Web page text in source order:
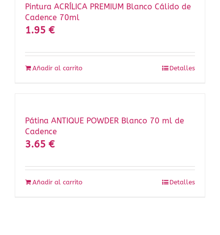
Pintura ACRÍLICA PREMIUM Blanco Cálido de
Cadence 70ml
1.95 €
Añadir al carrito Detalles
Pátina ANTIQUE POWDER Blanco 70 ml de
Cadence
3.65 €
Añadir al carrito Detalles